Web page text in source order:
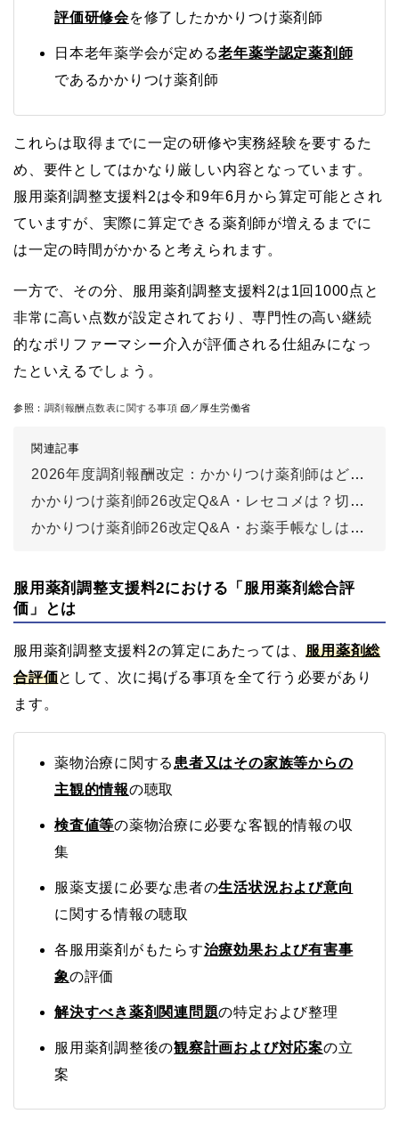
評価研修会を修了したかかりつけ薬剤師
日本老年薬学会が定める老年薬学認定薬剤師
であるかかりつけ薬剤師
これらは取得までに一定の研修や実務経験を要するた
め、要件としてはかなり厳しい内容となっています。
服用薬剤調整支援料2は令和9年6月から算定可能とされ
ていますが、実際に算定できる薬剤師が増えるまでに
は一定の時間がかかると考えられます。
一方で、その分、服用薬剤調整支援料2は1回1000点と
非常に高い点数が設定されており、専門性の高い継続
的なポリファーマシー介入が評価される仕組みになっ
たといえるでしょう。
参照： 調剤報酬点数表に関する事項 ／厚生労働省
関連記事
2026年度調剤報酬改定：かかりつけ薬剤師はどう変わる？新旧点数を徹底比較
かかりつけ薬剤師26改定Q&A・レセコメは？切り替えを勧めても良い？
かかりつけ薬剤師26改定Q&A・お薬手帳なしは算定不可？「常勤」の定義は？
服用薬剤調整支援料2における「服用薬剤総合評
価」とは
服用薬剤調整支援料2の算定にあたっては、服用薬剤総
合評価として、次に掲げる事項を全て行う必要があり
ます。
薬物治療に関する 患者又はその家族等からの
主観的情報の聴取
検査値等の薬物治療に必要な客観的情報の収
集
服薬支援に必要な患者の生活状況および意向
に関する情報の聴取
各服用薬剤がもたらす治療効果および有害事
象の評価
解決すべき薬剤関連問題の特定および整理
服用薬剤調整後の観察計画および対応案の立
案